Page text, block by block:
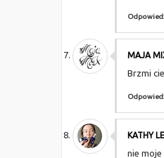
MAJA
Brzmi
KATHY
nie